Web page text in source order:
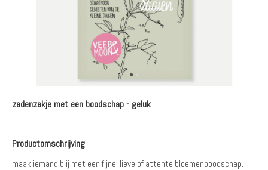
zadenzakje met een boodschap - geluk
Productomschrijving
maak iemand blij met een fijne, lieve of attente bloemenboodschap.